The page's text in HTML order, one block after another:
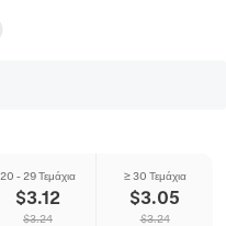
20 - 29 Τεμάχια
$3.12
$3.24
≥ 30 Τεμάχια
$3.05
$3.24